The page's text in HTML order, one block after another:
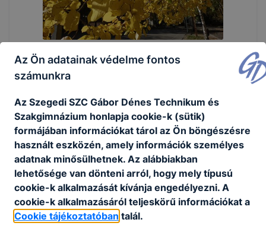
Az Ön adatainak védelme fontos
számunkra
Az Szegedi SZC Gábor Dénes Technikum és
Szakgimnázium honlapja cookie-k (sütik)
formájában információkat tárol az Ön böngészésre
használt eszközén, amely információk személyes
adatnak minősülhetnek. Az alábbiakban
lehetősége van dönteni arról, hogy mely típusú
cookie-k alkalmazását kívánja engedélyezni. A
cookie-k alkalmazásáról teljeskörű információkat a
Cookie tájékoztatóban talál.